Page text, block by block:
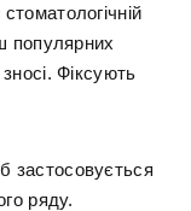
популярних
Фіксують
застосовується
ряду.